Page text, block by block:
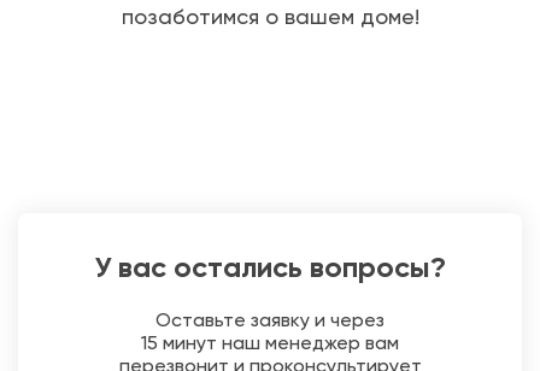
позаботимся о вашем доме!
У вас остались вопросы?
Оставьте заявку и через
15 минут наш менеджер вам
перезвонит и проконсультирует